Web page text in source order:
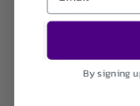
Dell
Envato
By signing